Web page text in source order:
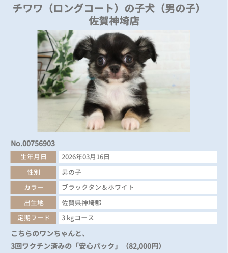
チワワ（ロングコート）の子犬（男の子）
佐賀神埼店
No.00756903
生年月日
2026年03月16日
性別
男の子
カラー
ブラックタン＆ホワイト
出生地
佐賀県神埼郡
定期フード
3 kgコース
こちらのワンちゃんと、
3回ワクチン済みの「安心パック」（82,000円）